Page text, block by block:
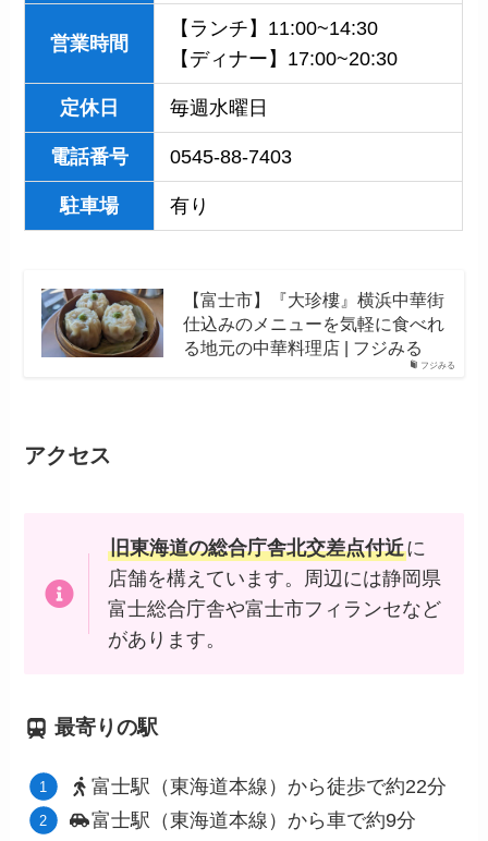
営業時間
【ランチ】11:00~14:30
【ディナー】17:00~20:30
定休日 毎週水曜日
電話番号 0545-88-7403
駐車場 有り
フジみる
【富士市】『大珍樓』横浜中華街
仕込みのメニューを気軽に食べれ
る地元の中華料理店 | フジみる
アクセス
旧東海道の総合庁舎北交差点付近に
店舗を構えています。周辺には静岡県
富士総合庁舎や富士市フィランセなど
があります。
最寄りの駅
富士駅（東海道本線）から徒歩で約22分
富士駅（東海道本線）から車で約9分